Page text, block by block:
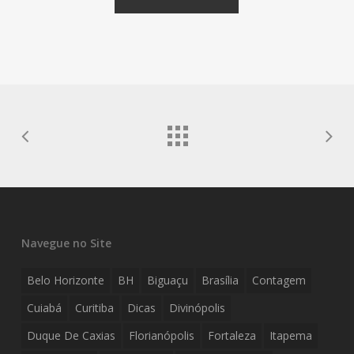
Navegue no Site
Belo Horizonte BH Biguaçu Brasília
Contagem
Cuiabá
Curitiba Dicas
Divinópolis
Duque De Caxias
Florianópolis Fortaleza
Itapema